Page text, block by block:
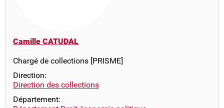
Camille CATUDAL
Chargé de collections [PRISME]
Direction:
Direction des collections
Département: